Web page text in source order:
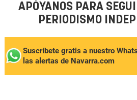
APÓYANOS PARA
PERIODISMO
Suscríbete gratis a nuestro
las alertas de Navarra.com